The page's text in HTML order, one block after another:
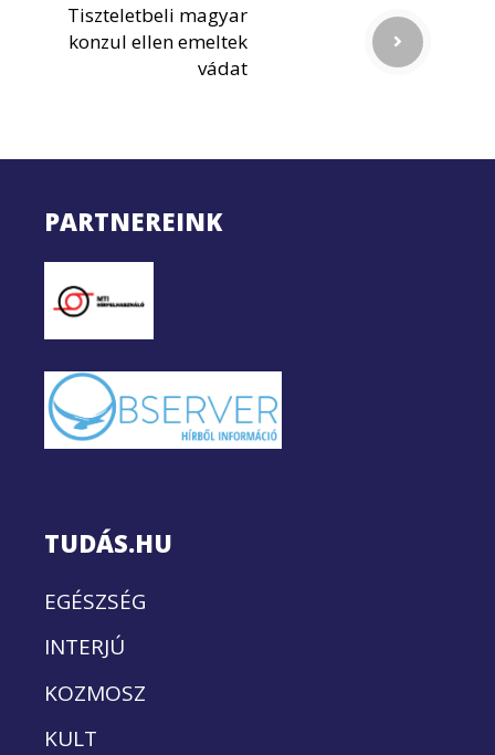
Tiszteletbeli magyar
konzul ellen emeltek
vádat
PARTNEREINK
TUDÁS.HU
EGÉSZSÉG
INTERJÚ
KOZMOSZ
KULT